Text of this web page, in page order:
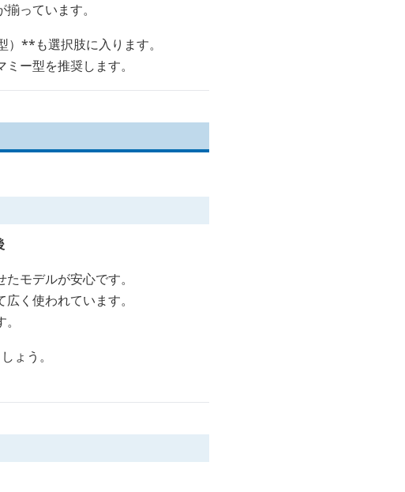
っています。
**も選択肢に入ります。
ー型を推奨します。
モデルが安心です。
く使われています。
ょう。